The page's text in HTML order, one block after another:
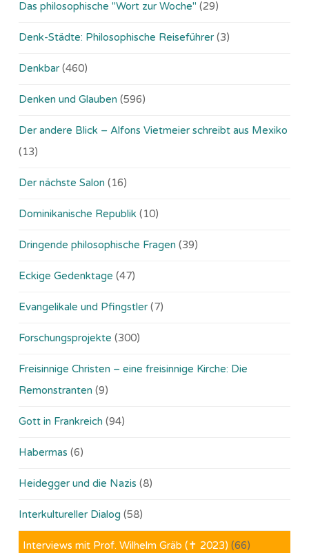
Das philosophische "Wort zur Woche" (29)
Denk-Städte: Philosophische Reiseführer (3)
Denkbar (460)
Denken und Glauben (596)
Der andere Blick – Alfons Vietmeier schreibt aus Mexiko
(13)
Der nächste Salon (16)
Dominikanische Republik (10)
Dringende philosophische Fragen (39)
Eckige Gedenktage (47)
Evangelikale und Pfingstler (7)
Forschungsprojekte (300)
Freisinnige Christen – eine freisinnige Kirche: Die
Remonstranten (9)
Gott in Frankreich (94)
Habermas (6)
Heidegger und die Nazis (8)
Interkultureller Dialog (58)
Interviews mit Prof. Wilhelm Gräb (✝ 2023) (66)